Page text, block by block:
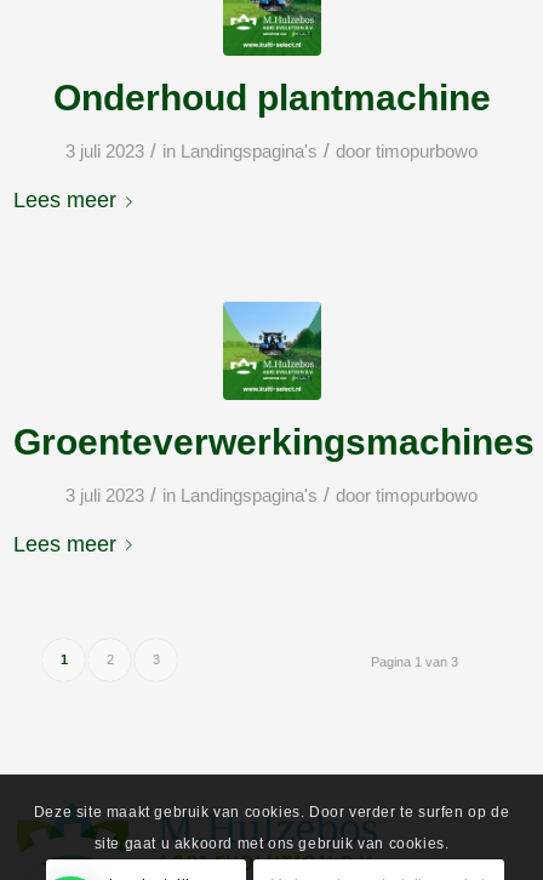
Onderhoud plantmachine
3 juli 2023 / in Landingspagina's / door timopurbowo
Lees meer
Groenteverwerkingsmachines
3 juli 2023 / in Landingspagina's / door timopurbowo
Lees meer
Pagina 1 van 3
1 2 3
Deze site maakt gebruik van cookies. Door verder te surfen op de
site gaat u akkoord met ons gebruik van cookies.